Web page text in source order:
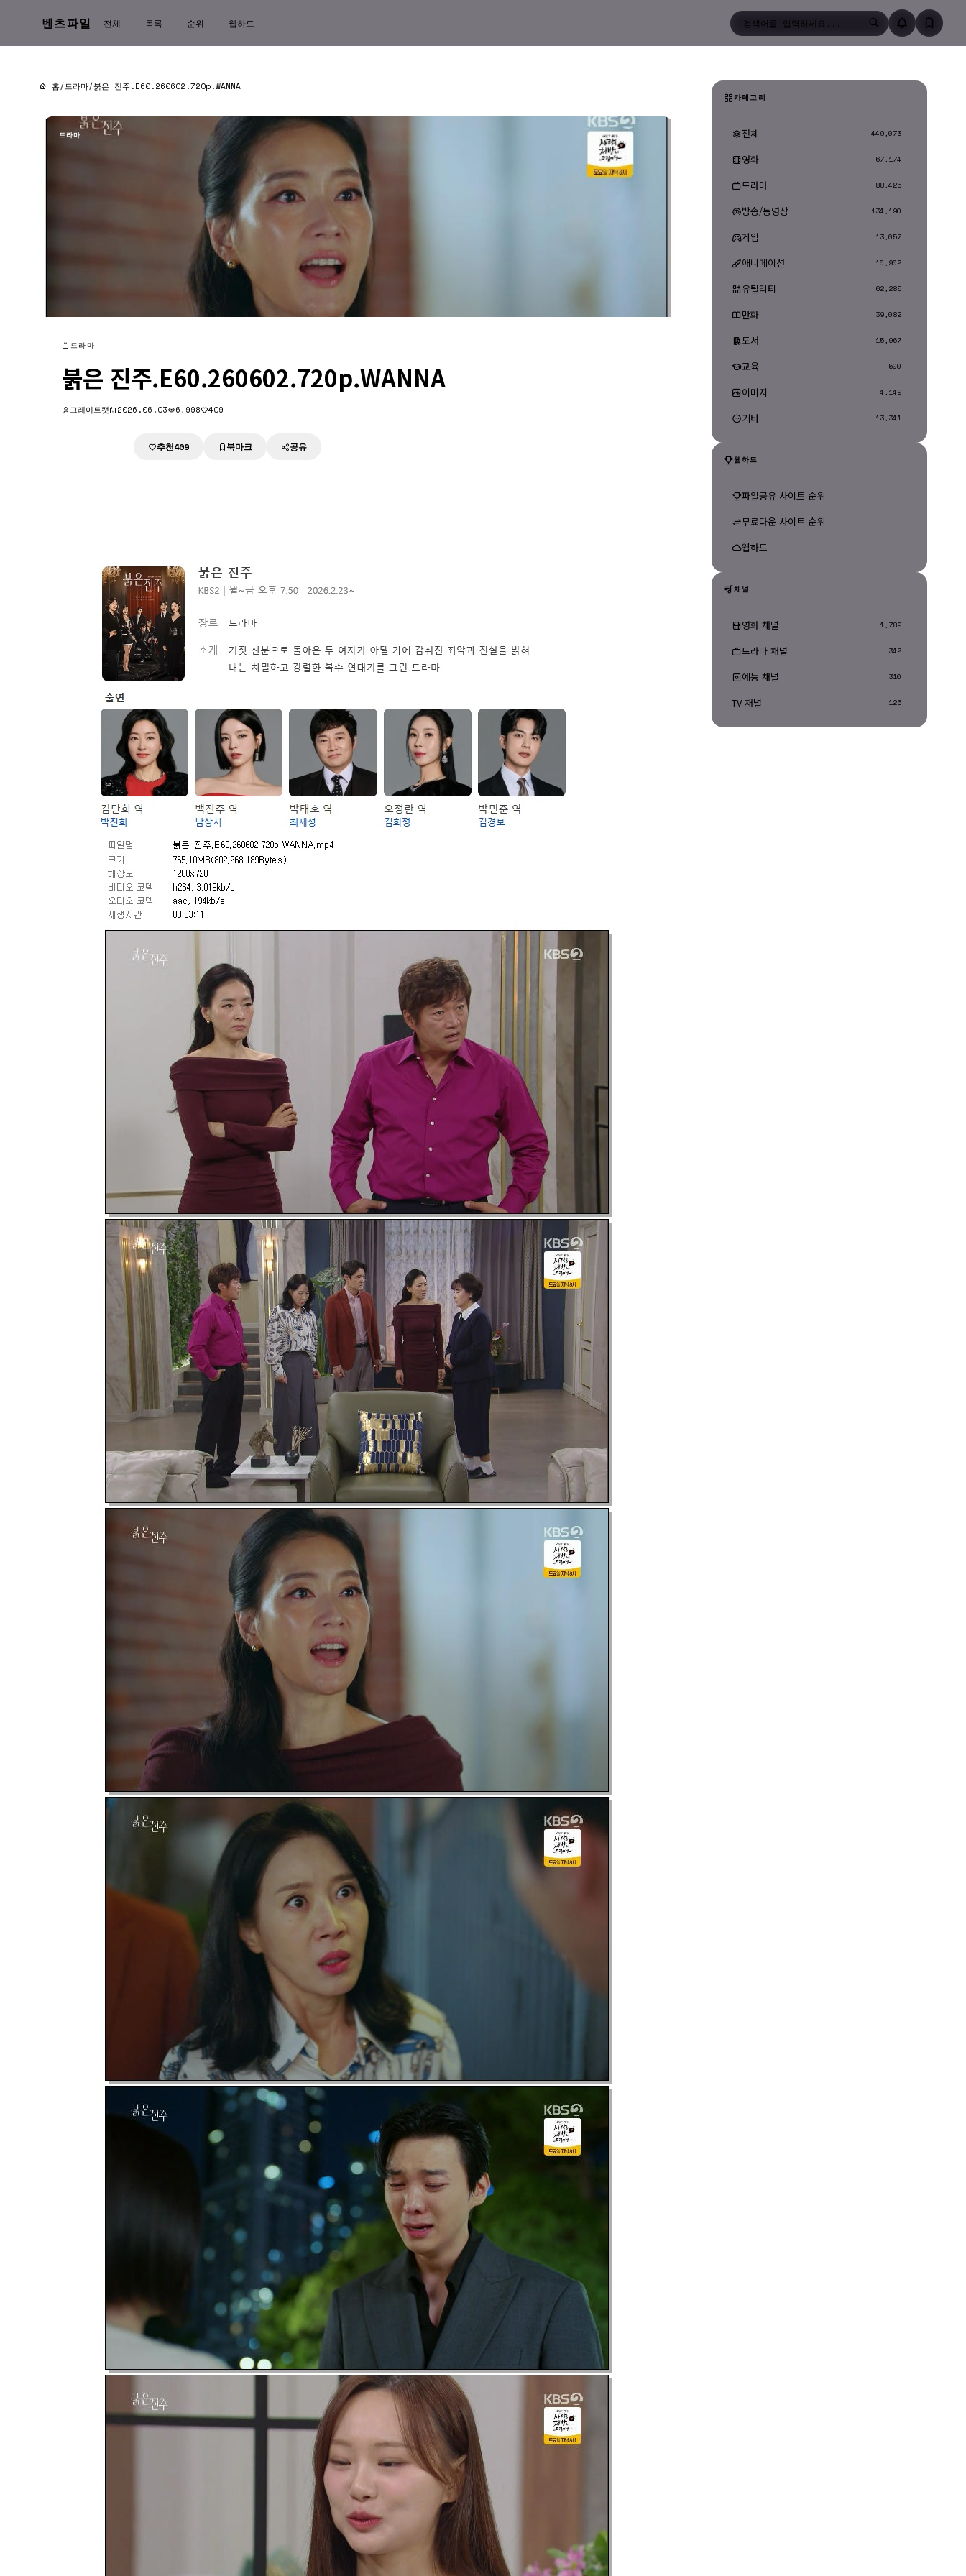
벤츠파일 전체 목록 순위 웹하드 검색
홈/드라마/붉은 진주.E60.260602.720p.WANNA
드라마
드라마
붉은 진주.E60.260602.720p.WANNA
그레이트캣 2026.06.03 6,998 409
추천409 북마크 공유
카테고리
전체 449,073
영화 67,174
드라마 88,426
방송/동영상 134,190
게임 13,057
애니메이션 10,902
유틸리티 62,285
만화 39,082
도서 15,967
교육 500
이미지 4,149
기타 13,341
웹하드
파일공유 사이트 순위
무료다운 사이트 순위
웹하드
채널
영화 채널 1,789
드라마 채널 342
예능 채널 310
TV 채널 126